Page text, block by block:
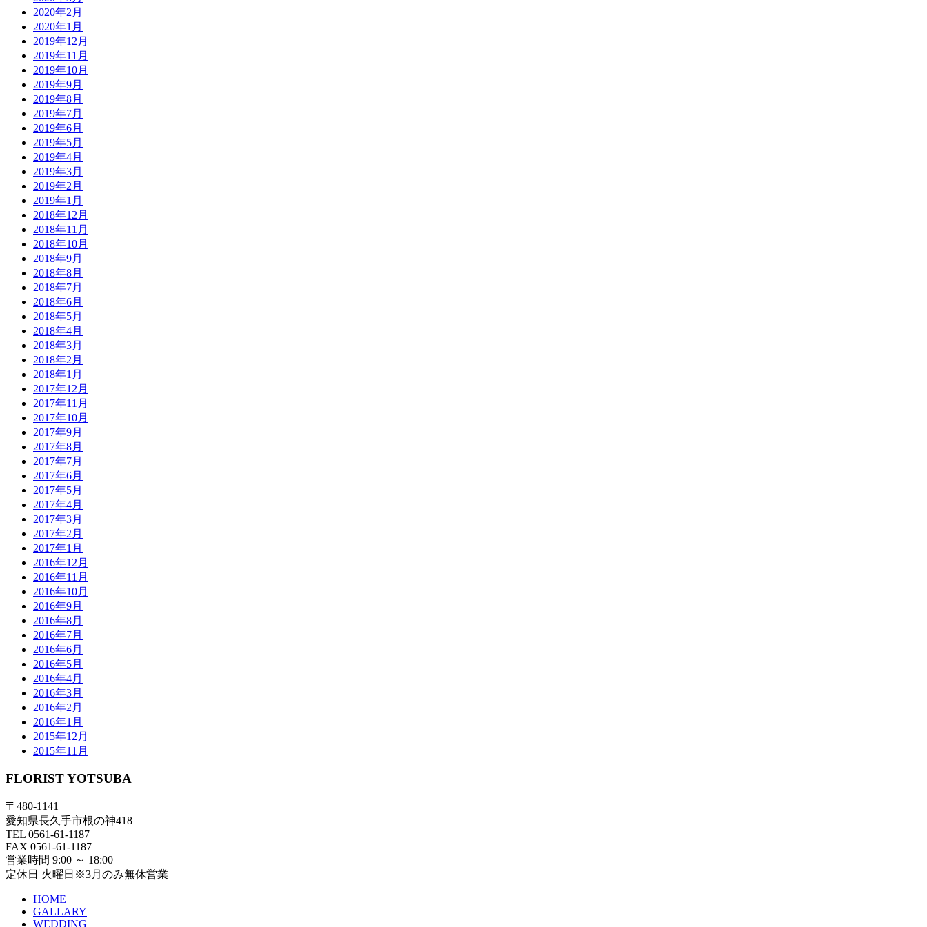
2020年2月
2020年1月
2019年12月
2019年11月
2019年10月
2019年9月
2019年8月
2019年7月
2019年6月
2019年5月
2019年4月
2019年3月
2019年2月
2019年1月
2018年12月
2018年11月
2018年10月
2018年9月
2018年8月
2018年7月
2018年6月
2018年5月
2018年4月
2018年3月
2018年2月
2018年1月
2017年12月
2017年11月
2017年10月
2017年9月
2017年8月
2017年7月
2017年6月
2017年5月
2017年4月
2017年3月
2017年2月
2017年1月
2016年12月
2016年11月
2016年10月
2016年9月
2016年8月
2016年7月
2016年6月
2016年5月
2016年4月
2016年3月
2016年2月
2016年1月
2015年12月
2015年11月
FLORIST YOTSUBA
〒480-1141
愛知県長久手市根の神418
TEL 0561-61-1187
FAX 0561-61-1187
営業時間 9:00 ～ 18:00
定休日 火曜日※3月のみ無休営業
HOME
GALLARY
WEDDING